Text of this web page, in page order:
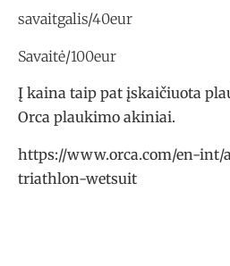
savaitgalis/40eur
Savaitė/100eur
Į kaina taip pat įskaičiuota
Orca plaukimo akiniai.
https://www.orca.com/en-
triathlon-wetsuit